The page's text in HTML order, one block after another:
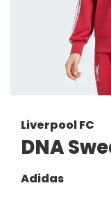
Liverpool FC
DNA
Adidas